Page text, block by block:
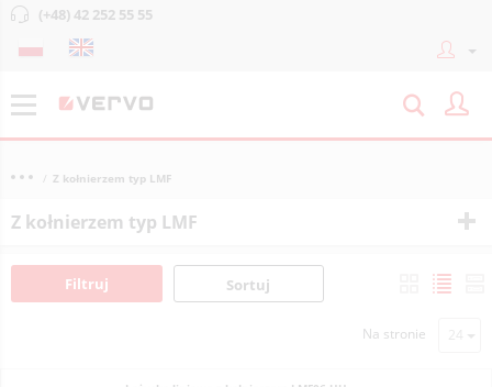
(+48) 42 252 55 55
Z kołnierzem typ LMF
Z kołnierzem typ LMF
Filtruj Sortuj
Na stronie